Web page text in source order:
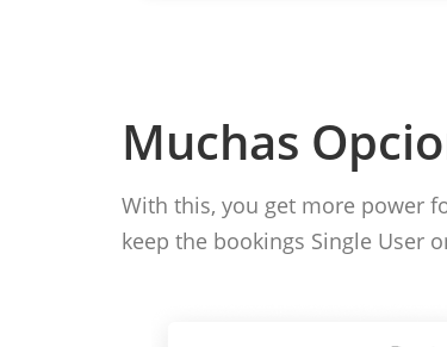
Muchas
With this, you get more power
keep the bookings Single User